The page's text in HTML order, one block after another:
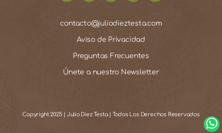
contacto@juliodieztesta.com
Aviso de Privacidad
Preguntas Frecuentes
Únete a nuestro Newsletter
Copyright 2025 | Julio Diez Testa | Todos Los Derechos Reservados